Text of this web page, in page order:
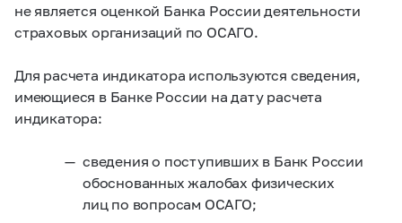
не является оценкой Банка России деятельности
страховых организаций по ОСАГО.
Для расчета индикатора используются сведения,
имеющиеся в Банке России на дату расчета
индикатора:
сведения о поступивших в Банк России
обоснованных жалобах физических
лиц по вопросам ОСАГО;